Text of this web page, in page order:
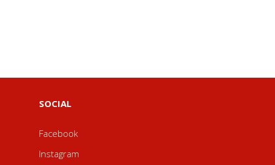
SOCIAL
Facebook
Instagram